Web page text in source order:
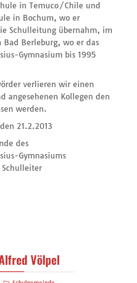
in Temuco/Chile und
in Bochum, wo er
Schulleitung übernahm, im
Bad Berleburg, wo er das
Gymnasium bis 1995
verlieren wir einen
angesehenen Kollegen den
werden.
21.2.2013
des
Gymnasiums
Völpel